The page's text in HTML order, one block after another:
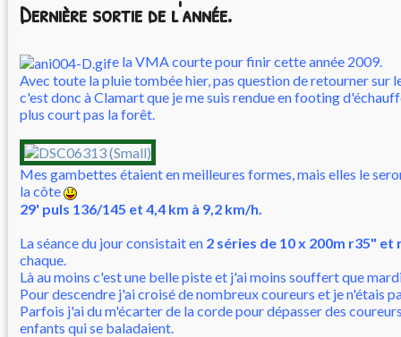
Dernière sortie de l'année.
e la VMA courte pour finir cette année 2009.
Avec toute la pluie tombée hier, pas question de retourner sur
c'est donc à Clamart que je me suis rendue en footing
plus court pas la forêt.
Mes gambettes étaient en meilleures formes, mais elles le
la côte
29' puls 136/145 et 4,4 km à 9,2 km/h.
La séance du jour consistait en 2 séries de 10 x 200m r35" et
chaque.
Là au moins c'est une belle piste et j'ai moins souffert que
Pour descendre j'ai croisé de nombreux coureurs et je n'étais
Parfois j'ai du m'écarter de la corde pour dépasser des
enfants qui se baladaient.